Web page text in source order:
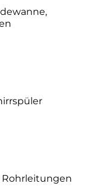
Rohrleitungen